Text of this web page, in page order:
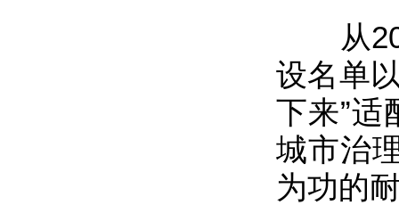
从
设名单
下来”适
城市治
为功的